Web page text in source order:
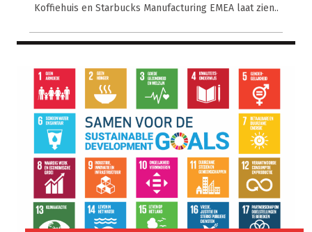
Koffiehuis en Starbucks Manufacturing EMEA laat zien..